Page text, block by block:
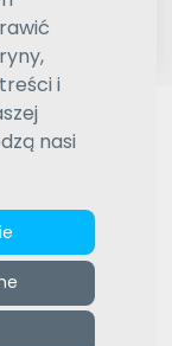
i
nasi
Szkolenia